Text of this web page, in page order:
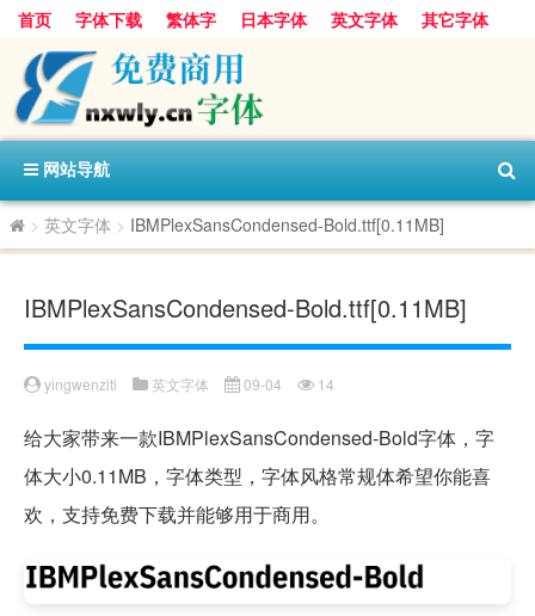
首页 字体下载 繁体字 日本字体 英文字体
其它字体
阿里巴巴字体
字体分类
网站导航
> 英文字体 > IBMPlexSansCondensed-Bold.ttf[0.11MB]
IBMPlexSansCondensed-Bold.ttf[0.11MB]
yingwenziti 英文字体 09-04 14
给大家带来一款IBMPlexSansCondensed-Bold字体，字
体大小0.11MB，字体类型，字体风格常规体希望你能喜
欢，支持免费下载并能够用于商用。